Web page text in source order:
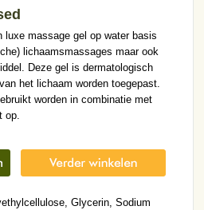
luxe massage gel op water basis
lichaamsmassages maar ook
Deze gel is dermatologisch
het lichaam worden toegepast.
worden in combinatie met
op.
Glycerin, Sodium